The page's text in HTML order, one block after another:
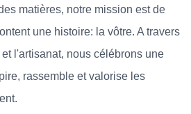
matières, notre mission est de
une histoire: la vôtre. A travers
l'artisanat, nous célébrons une
rassemble et valorise les